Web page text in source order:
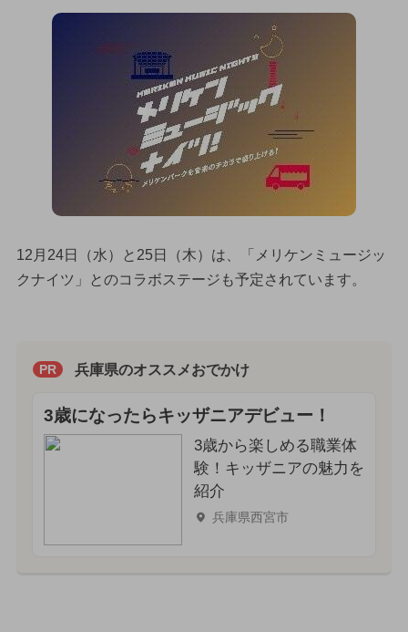
12月24日（水）と25日（木）は、「メリケンミュージッ
クナイツ」とのコラボステージも予定されています。
PR 兵庫県のオススメおでかけ
3歳になったらキッザニアデビュー！
3歳から楽しめる職業体
験！キッザニアの魅力を
紹介
兵庫県西宮市